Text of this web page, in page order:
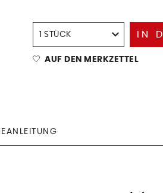
IN
AUF DEN MERKZETTEL